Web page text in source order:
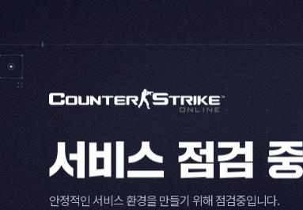
안정적인 서비스 환경을 만들기 위해 점검중입니다.